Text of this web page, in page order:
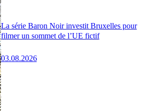
La série Baron Noir investit Bruxelles pour
filmer un sommet de l’UE fictif
03.08.2026